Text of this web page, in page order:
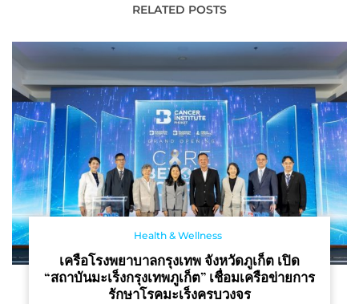
เสะ ยากินิกุระดับพรีเมียมที่
RELATED POSTS
Health & Wellness
เครือโรงพยาบาลกรุงเทพ จังหวัดภูเก็ต เปิด
“สถาบันมะเร็งกรุงเทพภูเก็ต” เชื่อมเครือข่ายการ
รักษาโรคมะเร็งครบวงจร